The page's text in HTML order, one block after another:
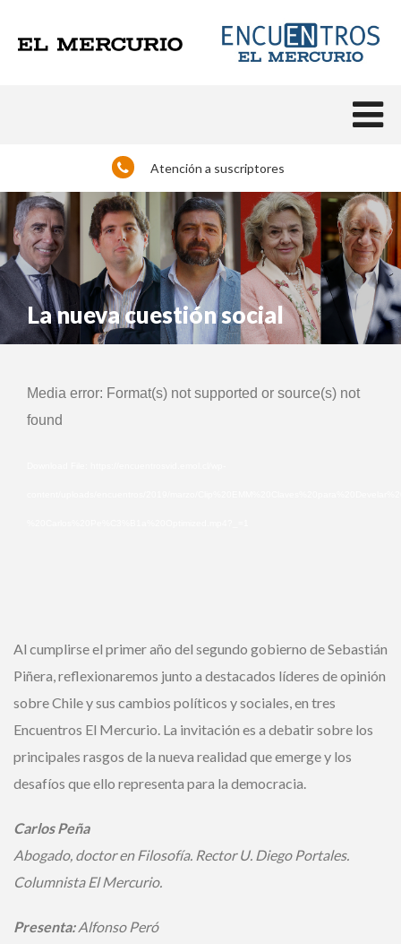
Atención a suscriptores
La nueva cuestión social
Reproductor
de
Media error: Format(s) not supported or source(s) not
found
Al cumplirse el primer año del segundo gobierno de Sebastián
Piñera, reflexionaremos junto a destacados líderes de opinión
sobre Chile y sus cambios políticos y sociales, en tres
Encuentros El Mercurio. La invitación es a debatir sobre los
principales rasgos de la nueva realidad que emerge y los
desafíos que ello representa para la democracia.
Carlos Peña
Abogado, doctor en Filosofía. Rector U. Diego Portales.
Columnista El Mercurio.
Presenta:Alfonso Peró